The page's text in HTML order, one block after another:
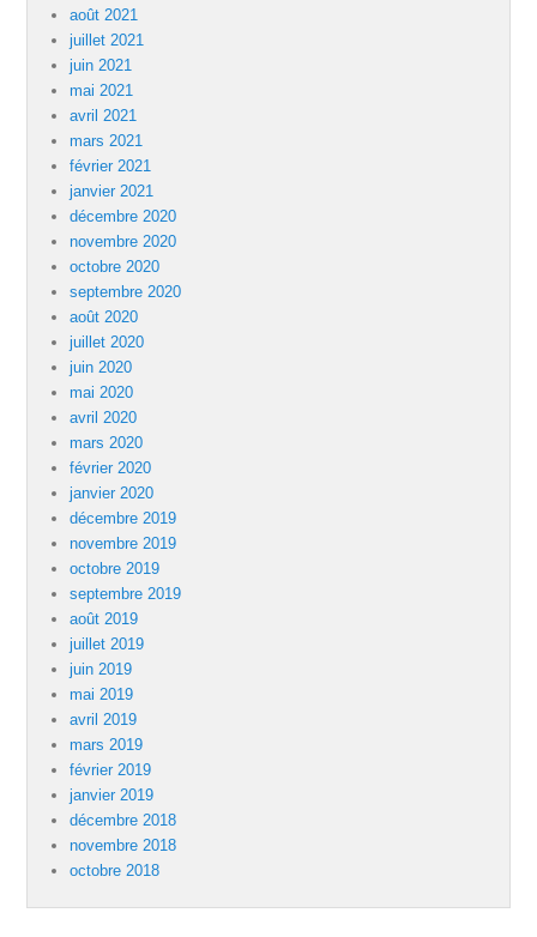
août 2021
juillet 2021
juin 2021
mai 2021
avril 2021
mars 2021
février 2021
janvier 2021
décembre 2020
novembre 2020
octobre 2020
septembre 2020
août 2020
juillet 2020
juin 2020
mai 2020
avril 2020
mars 2020
février 2020
janvier 2020
décembre 2019
novembre 2019
octobre 2019
septembre 2019
août 2019
juillet 2019
juin 2019
mai 2019
avril 2019
mars 2019
février 2019
janvier 2019
décembre 2018
novembre 2018
octobre 2018